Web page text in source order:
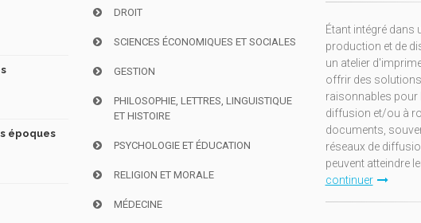
époques
DROIT
SCIENCES ÉCONOMIQUES ET SOCIALES
GESTION
PHILOSOPHIE, LETTRES, LINGUISTIQUE
ET HISTOIRE
PSYCHOLOGIE ET ÉDUCATION
RELIGION ET MORALE
MÉDECINE
Étant intégré dans
production et de
un atelier
offrir des
raisonnables pour
diffusion et/ou à
documents,
réseaux de
peuvent atteindre
continuer